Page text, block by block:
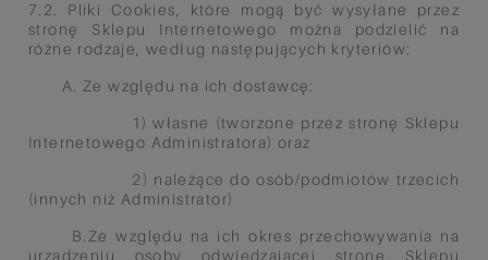
7.2. Pliki Cookies, które mogą być wysyłane przez
stronę Sklepu Internetowego można podzielić na
różne rodzaje, według następujących kryteriów:
A. Ze względu na ich dostawcę:
1) własne (tworzone przez stronę Sklepu
Internetowego Administratora) oraz
2) należące do osób/podmiotów trzecich
(innych niż Administrator)
B.Ze względu na ich okres przechowywania na
urządzeniu osoby odwiedzającej stronę Sklepu